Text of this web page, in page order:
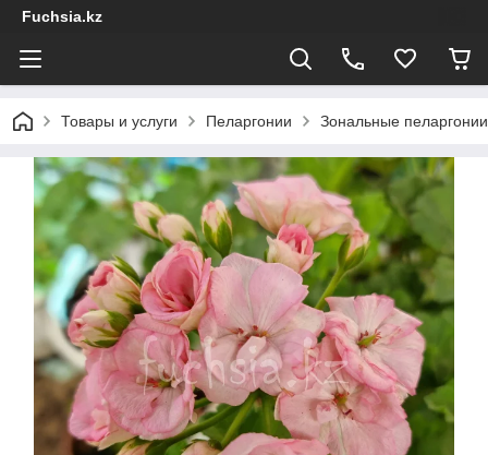
Fuchsia.kz
Товары и услуги Пеларгонии Зональные пеларгонии